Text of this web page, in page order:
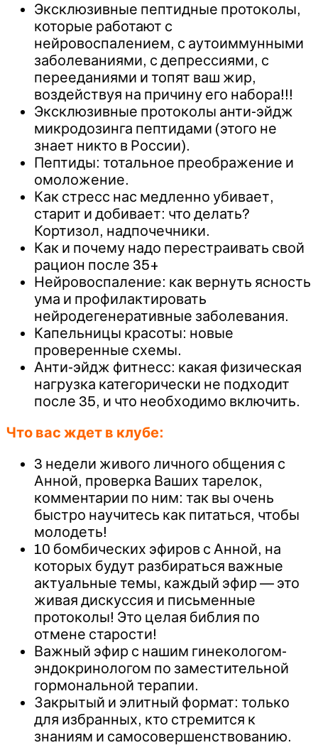
Эксклюзивные пептидные протоколы,
которые работают с
нейровоспалением, с аутоиммунными
заболеваниями, с депрессиями, с
перееданиями и топят ваш жир,
воздействуя на причину его набора!!!
Эксклюзивные протоколы анти-эйдж
микродозинга пептидами (этого не
знает никто в России).
Пептиды: тотальное преображение и
омоложение.
Как стресс нас медленно убивает,
старит и добивает: что делать?
Кортизол, надпочечники.
Как и почему надо перестраивать свой
рацион после 35+
Нейровоспаление: как вернуть ясность
ума и профилактировать
нейродегенеративные заболевания.
Капельницы красоты: новые
проверенные схемы.
Анти-эйдж фитнесс: какая физическая
нагрузка категорически не подходит
после 35, и что необходимо включить.
Что вас ждет в клубе:
3 недели живого личного общения с
Анной, проверка Ваших тарелок,
комментарии по ним: так вы очень
быстро научитесь как питаться, чтобы
молодеть!
10 бомбических эфиров с Анной, на
которых будут разбираться важные
актуальные темы, каждый эфир — это
живая дискуссия и письменные
протоколы! Это целая библия по
отмене старости!
Важный эфир с нашим гинекологом-
эндокринологом по заместительной
гормональной терапии.
Закрытый и элитный формат: только
для избранных, кто стремится к
знаниям и самосовершенствованию.